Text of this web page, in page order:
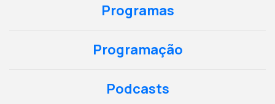
Programas
Programação
Podcasts